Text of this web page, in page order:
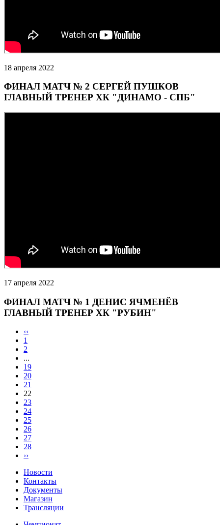
18 апреля 2022
ФИНАЛ МАТЧ № 2 СЕРГЕЙ ПУШКОВ
ГЛАВНЫЙ ТРЕНЕР ХК "ДИНАМО - СПБ"
17 апреля 2022
ФИНАЛ МАТЧ № 1 ДЕНИС ЯЧМЕНЁВ
ГЛАВНЫЙ ТРЕНЕР ХК "РУБИН"
‹‹
1
2
...
19
20
21
22
23
24
25
26
27
28
››
Новости
Контакты
Документы
Магазин
Трансляции